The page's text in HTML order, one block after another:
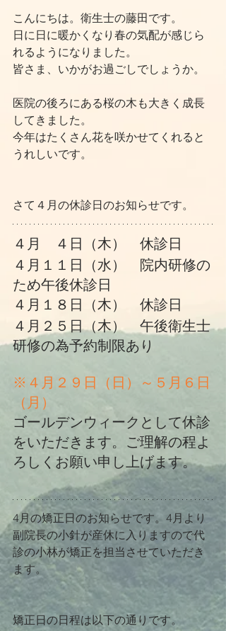
こんにちは。衛生士の藤田です。
日に日に暖かくなり春の気配が感じら
れるようになりました。
皆さま、いかがお過ごしでしょうか。
医院の後ろにある桜の木も大きく成長
してきました。
今年はたくさん花を咲かせてくれると
うれしいです。
さて４月の休診日のお知らせです。
４月　４日（木）　休診日
４月１１日（水）　院内研修の
ため午後休診日
４月１８日（木）　休診日
４月２５日（木）　午後衛生士
研修の為予約制限あり
※４月２９日（日）～５月６日
（月）
ゴールデンウィークとして休診
をいただきます。ご理解の程よ
ろしくお願い申し上げます。
4月の矯正日のお知らせです。4月より
副院長の小針が産休に入りますので代
診の小林が矯正を担当させていただき
ます。
矯正日の日程は以下の通りです。